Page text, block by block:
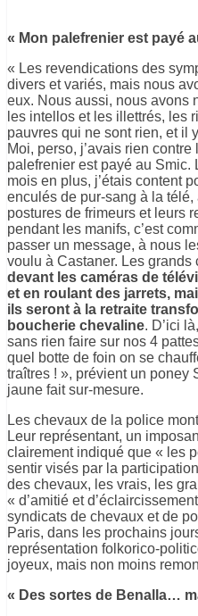
« Mon palefrenier est payé
« Les revendications des
divers et variés, mais nous
eux. Nous aussi, nous avons
les intellos et les illettrés, les
pauvres qui ne sont rien, et il
Moi, perso, j’avais rien
palefrenier est payé au Smic.
mois en plus, j’étais content
enculés de pur-sang à la
postures de frimeurs et leurs
pendant les manifs, c’est
passer un message, à nous
voulu à Castaner. Les grands
devant les caméras de
et en roulant des jarrets,
ils seront à la retraite
boucherie chevaline. D’ici
sans rien faire sur nos 4
quel botte de foin on se
traîtres ! », prévient un poney
jaune fait sur-mesure.
Les chevaux de la police
Leur représentant, un
clairement indiqué que « les
sentir visés par la
des chevaux, les vrais, les
« d’amitié et
syndicats de chevaux et de
Paris, dans les prochains
représentation folkorico-
joyeux, mais non moins
« Des sortes de Benalla…